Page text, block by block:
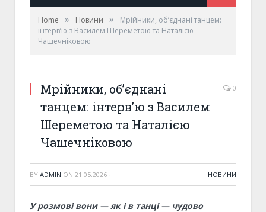
Home » Новини »
Мрійники, об’єднані танцем:
інтервʼю з Василем Шереметою та Наталією
Чашечніковою
Мрійники, об’єднані
танцем: інтервʼю з Василем
Шереметою та Наталією
Чашечніковою
0
BY ADMIN ON 21.05.2026 · НОВИНИ
У розмові вони — як і в танці — чудово